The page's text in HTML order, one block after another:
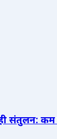
संतुलन: कम